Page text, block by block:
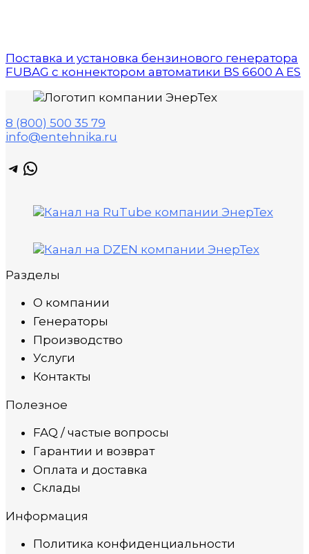
Поставка и установка бензинового генератора
FUBAG с коннектором автоматики BS 6600 A ES
8 (800) 500 35 79
info@entehnika.ru
Telegram
WhatsApp
Разделы
О компании
Генераторы
Производство
Услуги
Контакты
Полезное
FAQ / частые вопросы
Гарантии и возврат
Оплата и доставка
Склады
Информация
Политика конфиденциальности